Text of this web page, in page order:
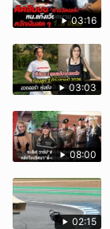
03:16
03:03
08:00
02:15